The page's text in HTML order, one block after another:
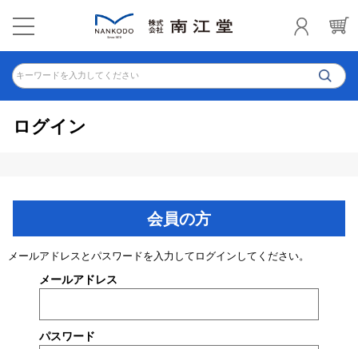
キーワードを入力してください
ログイン
会員の方
メールアドレスとパスワードを入力してログインしてください。
メールアドレス
パスワード